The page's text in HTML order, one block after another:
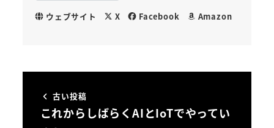
ウェブサイト X Facebook Amazon
古い投稿
これからしばらくAIとIoTでやってい